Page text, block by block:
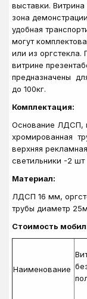
выставки.
зона
удобная
могут
или из оргстекла.
витрине
предназначены
до 100кг.
Комплектация:
Основание ЛДСП,
хромированная
верхняя
светильники -2 шт
Материал:
ЛДСП 16 мм,
трубы диаметр
Стоимость
Наименование